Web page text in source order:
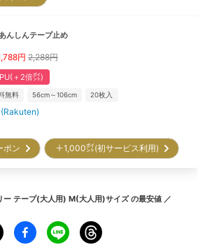
んしんテープ止め
円 2,288円
＋2倍㌽)
無料 56cm～106cm 20枚入
ポン ＋1,000㌽(初サービス利用)
ー テープ(大人用) M(大人用)サイズの最安値 ／